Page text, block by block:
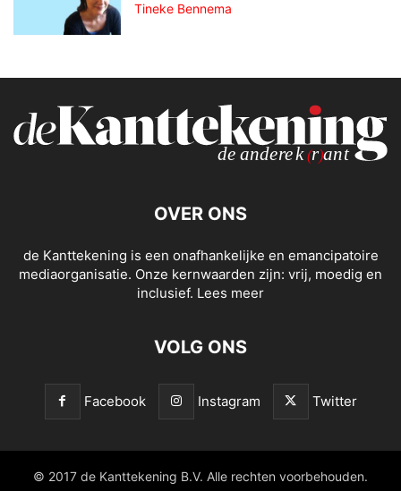
Tineke Bennema
OVER ONS
de Kanttekening is een onafhankelijke en emancipatoire
mediaorganisatie. Onze kernwaarden zijn: vrij, moedig en
inclusief. Lees meer
VOLG ONS
Facebook Instagram Twitter
© 2017 de Kanttekening B.V. Alle rechten voorbehouden.